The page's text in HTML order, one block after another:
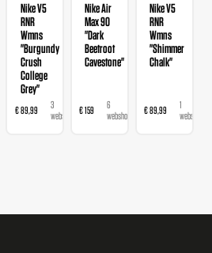
Nike V5
RNR
Wmns
"Burgundy
Crush
College
Grey"
€ 89,99
3
webshops
Nike Air
Max 90
"Dark
Beetroot
Cavestone"
€ 159
6
webshops
Nike V5
RNR
Wmns
"Shimmer
Chalk"
€ 89,99
1
webshop